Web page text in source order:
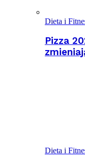
Dieta i
Pizza
Dieta i